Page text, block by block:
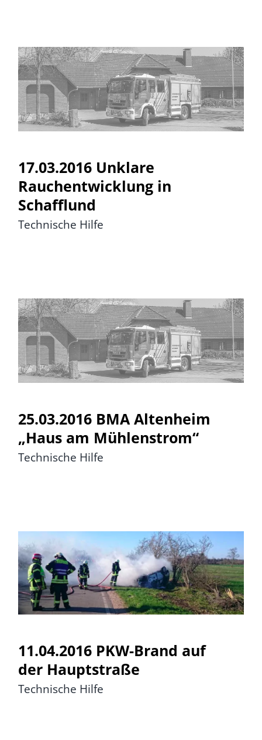
17.03.2016 Unklare
Rauchentwicklung in
Schafflund
17.03.2016 Unklare
Rauchentwicklung in
Schafflund
Technische Hilfe
25.03.2016 BMA Altenheim
„Haus am Mühlenstrom“
25.03.2016 BMA Altenheim
„Haus am Mühlenstrom“
Technische Hilfe
11.04.2016 PKW-Brand auf
der Hauptstraße
11.04.2016 PKW-Brand auf
der Hauptstraße
Technische Hilfe